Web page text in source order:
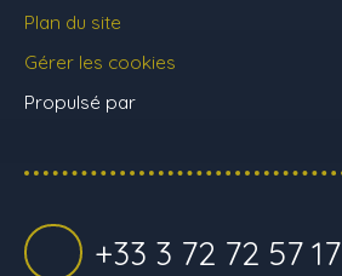
Plan du site
Gérer les cookies
Propulsé par
+33 3 72 72 57 17